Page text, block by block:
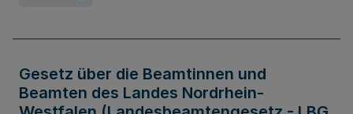
Gesetz über die Beamtinnen und
Beamten des Landes Nordrhein-